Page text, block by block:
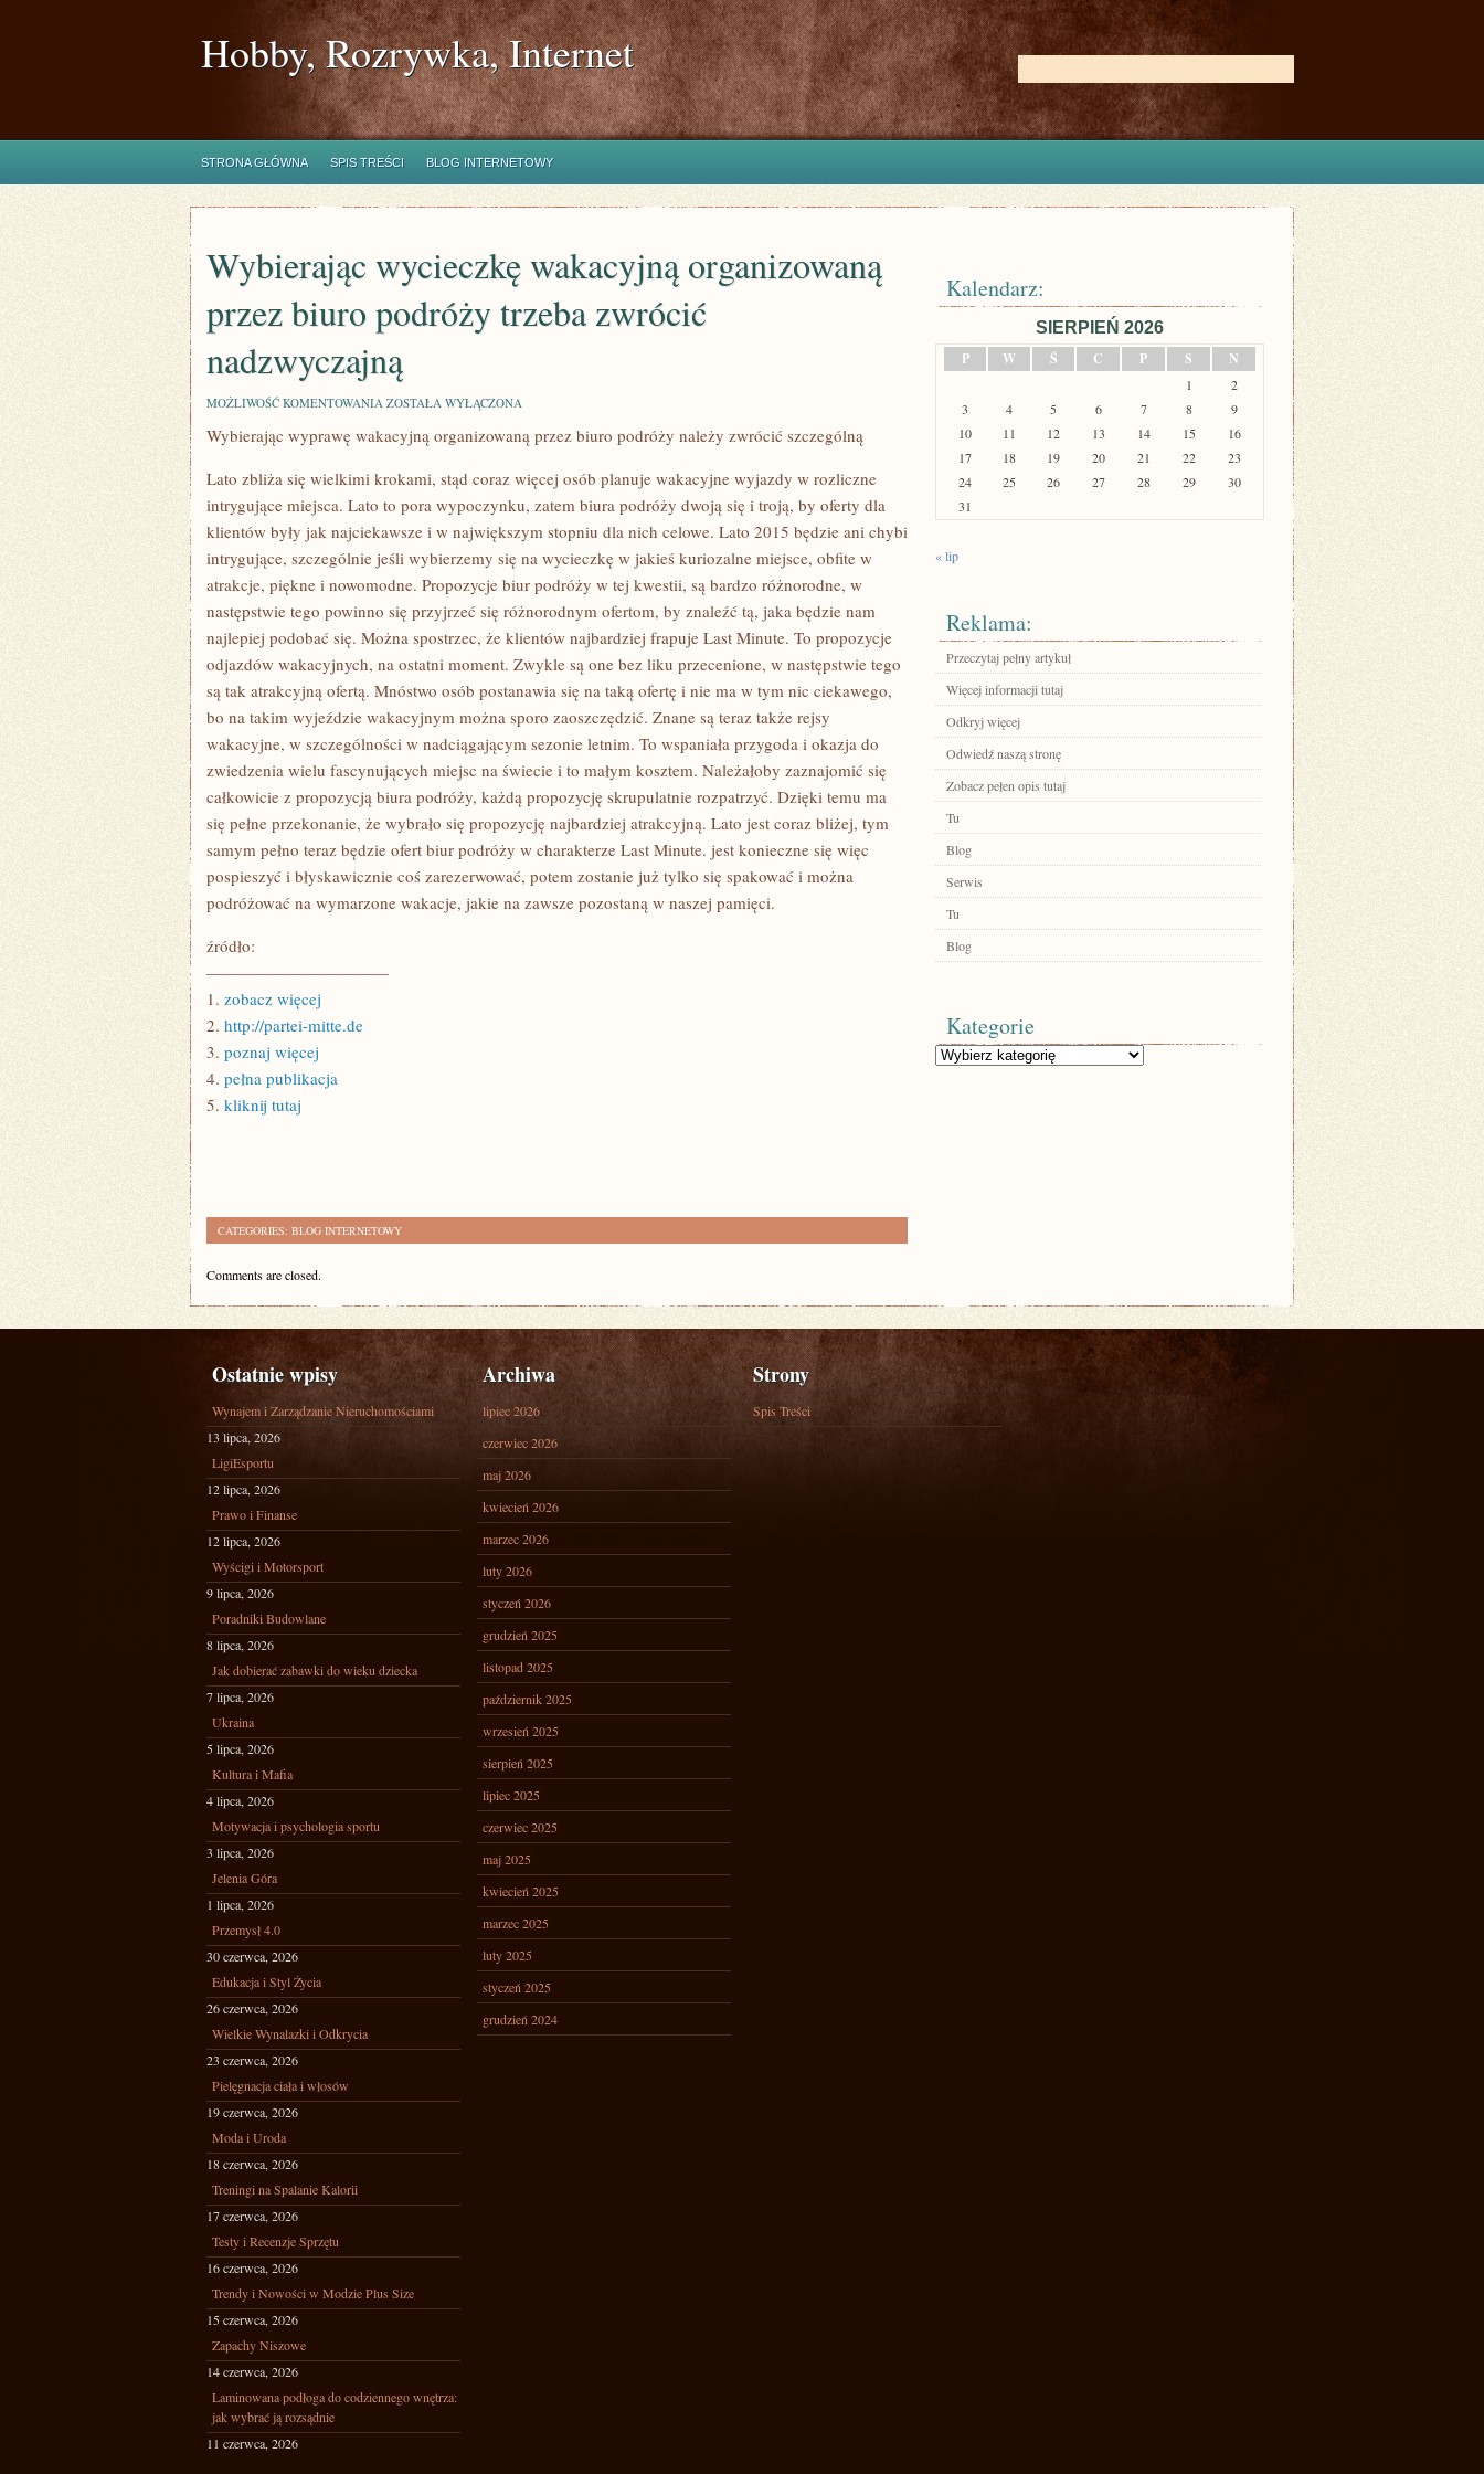
Hobby, Rozrywka, Internet
STRONA GŁÓWNA SPIS TREŚCI BLOG INTERNETOWY
Wybierając wycieczkę wakacyjną organizowaną
przez biuro podróży trzeba zwrócić
nadzwyczajną
MOŻLIWOŚĆ KOMENTOWANIA WYBIERAJĄC
WAKACYJNĄ
ORGANIZOWANĄ
BIURO
PODRÓŻY
TRZEBA
ZWRÓCIĆ
NADZWYCZAJNĄ
ZOSTAŁA WYŁĄCZONA
Wybierając wyprawę wakacyjną organizowaną przez biuro podróży należy zwrócić szczególną
Lato zbliża się wielkimi krokami, stąd coraz więcej osób planuje wakacyjne wyjazdy w rozliczne
intrygujące miejsca. Lato to pora wypoczynku, zatem biura podróży dwoją się i troją, by oferty dla
klientów były jak najciekawsze i w największym stopniu dla nich celowe. Lato 2015 będzie ani chybi
intrygujące, szczególnie jeśli wybierzemy się na wycieczkę w jakieś kuriozalne miejsce, obfite w
atrakcje, piękne i nowomodne. Propozycje biur podróży w tej kwestii, są bardzo różnorodne, w
następstwie tego powinno się przyjrzeć się różnorodnym ofertom, by znaleźć tą, jaka będzie nam
najlepiej podobać się. Można spostrzec, że klientów najbardziej frapuje Last Minute. To propozycje
odjazdów wakacyjnych, na ostatni moment. Zwykle są one bez liku przecenione, w następstwie tego
są tak atrakcyjną ofertą. Mnóstwo osób postanawia się na taką ofertę i nie ma w tym nic ciekawego,
bo na takim wyjeździe wakacyjnym można sporo zaoszczędzić. Znane są teraz także rejsy
wakacyjne, w szczególności w nadciągającym sezonie letnim. To wspaniała przygoda i okazja do
zwiedzenia wielu fascynujących miejsc na świecie i to małym kosztem. Należałoby zaznajomić się
całkowicie z propozycją biura podróży, każdą propozycję skrupulatnie rozpatrzyć. Dzięki temu ma
się pełne przekonanie, że wybrało się propozycję najbardziej atrakcyjną. Lato jest coraz bliżej, tym
samym pełno teraz będzie ofert biur podróży w charakterze Last Minute. jest konieczne się więc
pospieszyć i błyskawicznie coś zarezerwować, potem zostanie już tylko się spakować i można
podróżować na wymarzone wakacje, jakie na zawsze pozostaną w naszej pamięci.
źródło:
———————————
1. zobacz więcej
2. http://partei-mitte.de
3. poznaj więcej
4. pełna publikacja
5. kliknij tutaj
CATEGORIES: BLOG INTERNETOWY
Comments are closed.
Kalendarz:
SIERPIEŃ 2026
P
W Ś C P S N
1
2
3
4 5 6 7 8
9
10
11 12 13 14 15
16
17
18 19 20 21 22
23
24
25 26 27 28 29
30
31
« lip
Reklama:
Przeczytaj pełny artykuł
Więcej informacji tutaj
Odkryj więcej
Odwiedź naszą stronę
Zobacz pełen opis tutaj
Tu
Blog
Serwis
Tu
Blog
Kategorie
Kategorie
Ostatnie wpisy
Wynajem i Zarządzanie Nieruchomościami
13 lipca, 2026
LigiEsportu
12 lipca, 2026
Prawo i Finanse
12 lipca, 2026
Wyścigi i Motorsport
9 lipca, 2026
Poradniki Budowlane
8 lipca, 2026
Jak dobierać zabawki do wieku dziecka
7 lipca, 2026
Ukraina
5 lipca, 2026
Kultura i Mafia
4 lipca, 2026
Motywacja i psychologia sportu
3 lipca, 2026
Jelenia Góra
1 lipca, 2026
Przemysł 4.0
30 czerwca, 2026
Edukacja i Styl Życia
26 czerwca, 2026
Wielkie Wynalazki i Odkrycia
23 czerwca, 2026
Pielęgnacja ciała i włosów
19 czerwca, 2026
Moda i Uroda
18 czerwca, 2026
Treningi na Spalanie Kalorii
17 czerwca, 2026
Testy i Recenzje Sprzętu
16 czerwca, 2026
Trendy i Nowości w Modzie Plus Size
15 czerwca, 2026
Zapachy Niszowe
14 czerwca, 2026
Laminowana podłoga do codziennego wnętrza:
jak wybrać ją rozsądnie
11 czerwca, 2026
Archiwa
lipiec 2026
czerwiec 2026
maj 2026
kwiecień 2026
marzec 2026
luty 2026
styczeń 2026
grudzień 2025
listopad 2025
październik 2025
wrzesień 2025
sierpień 2025
lipiec 2025
czerwiec 2025
maj 2025
kwiecień 2025
marzec 2025
luty 2025
styczeń 2025
grudzień 2024
Strony
Spis Treści